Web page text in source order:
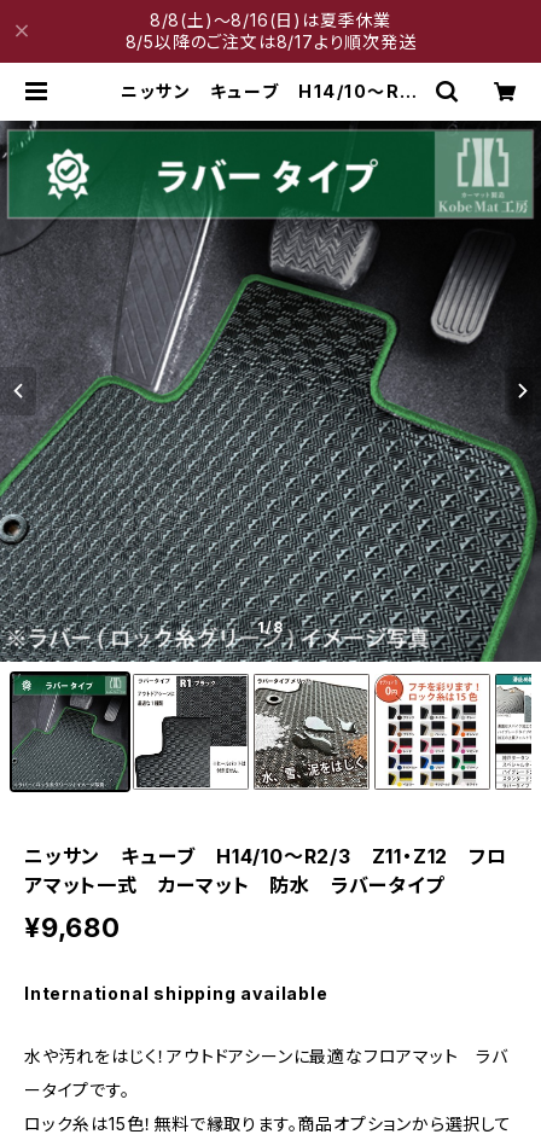
8/8(土)～8/16(日)は夏季休業
8/5以降のご注文は8/17より順次発送
ニッサン キューブ H14/10〜R2/
ーマット 防水 ラバータイプ | 神戸
1/8
ニッサン キューブ H14/10〜R2/3 Z11・Z12 フロ
アマット一式 カーマット 防水 ラバータイプ
¥9,680
International shipping available
水や汚れをはじく！アウトドアシーンに最適なフロアマット ラバ
ータイプです。
ロック糸は15色！無料で縁取ります。商品オプションから選択して